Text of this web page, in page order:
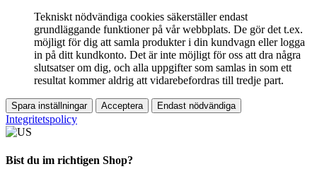
Tekniskt nödvändiga cookies säkerställer endast
grundläggande funktioner på vår webbplats. De gör det t.ex.
möjligt för dig att samla produkter i din kundvagn eller logga
in på ditt kundkonto. Det är inte möjligt för oss att dra några
slutsatser om dig, och alla uppgifter som samlas in som ett
resultat kommer aldrig att vidarebefordras till tredje part.
Spara inställningar Acceptera Endast nödvändiga
Integritetspolicy
Bist du im richtigen Shop?